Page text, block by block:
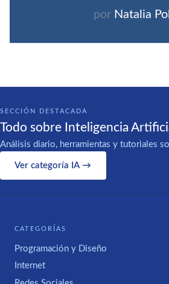
por Natalia
SECCIÓN DESTACADA
Todo sobre Inteligencia
Análisis diario, herramientas y tutoriales
Ver categoría IA →
CATEGORÍAS
Programación y Diseño
Internet